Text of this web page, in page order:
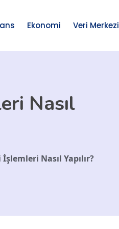
Ekonomi Veri Merkezi
Nasıl
Nasıl Yapılır?